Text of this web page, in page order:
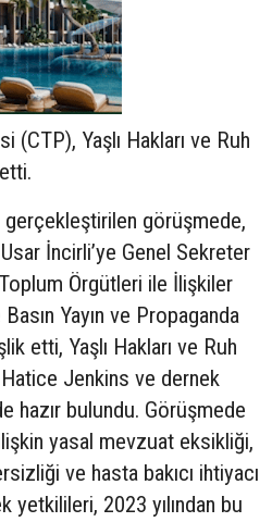
Yaşlı Hakları ve Ruh
gerçekleştirilen görüşmede,
İncirli’ye Genel Sekreter
Örgütleri ile İlişkiler
Yayın ve Propaganda
etti, Yaşlı Hakları ve Ruh
Hatice Jenkins ve dernek
hazır bulundu. Görüşmede
yasal mevzuat eksikliği,
ve hasta bakıcı ihtiyacı
yetkilileri, 2023 yılından bu